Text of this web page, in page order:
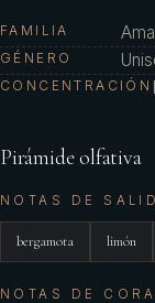
FAMILIA
GÉNERO
CONCENTRACIÓN
Pirámide olfativa
NOTAS DE
bergamota limón
NOTAS DE